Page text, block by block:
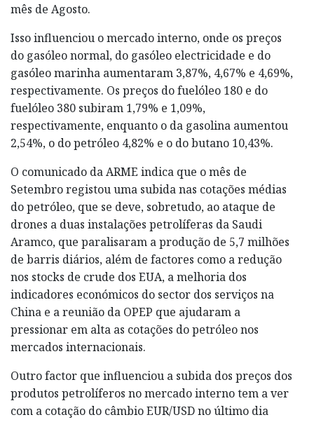
mês de Agosto.
Isso influenciou o mercado interno, onde os preços
do gasóleo normal, do gasóleo electricidade e do
gasóleo marinha aumentaram 3,87%, 4,67% e 4,69%,
respectivamente. Os preços do fuelóleo 180 e do
fuelóleo 380 subiram 1,79% e 1,09%,
respectivamente, enquanto o da gasolina aumentou
2,54%, o do petróleo 4,82% e o do butano 10,43%.
O comunicado da ARME indica que o mês de
Setembro registou uma subida nas cotações médias
do petróleo, que se deve, sobretudo, ao ataque de
drones a duas instalações petrolíferas da Saudi
Aramco, que paralisaram a produção de 5,7 milhões
de barris diários, além de factores como a redução
nos stocks de crude dos EUA, a melhoria dos
indicadores económicos do sector dos serviços na
China e a reunião da OPEP que ajudaram a
pressionar em alta as cotações do petróleo nos
mercados internacionais.
Outro factor que influenciou a subida dos preços dos
produtos petrolíferos no mercado interno tem a ver
com a cotação do câmbio EUR/USD no último dia